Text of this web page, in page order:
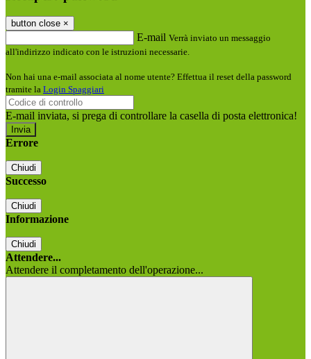
button close ×
E-mail Verrà inviato un messaggio
all'indirizzo indicato con le istruzioni necessarie.
Non hai una e-mail associata al nome utente? Effettua il reset della password
tramite la Login Spaggiari
E-mail inviata, si prega di controllare la casella di posta elettronica!
Errore
Chiudi
Successo
Chiudi
Informazione
Chiudi
Attendere...
Attendere il completamento dell'operazione...